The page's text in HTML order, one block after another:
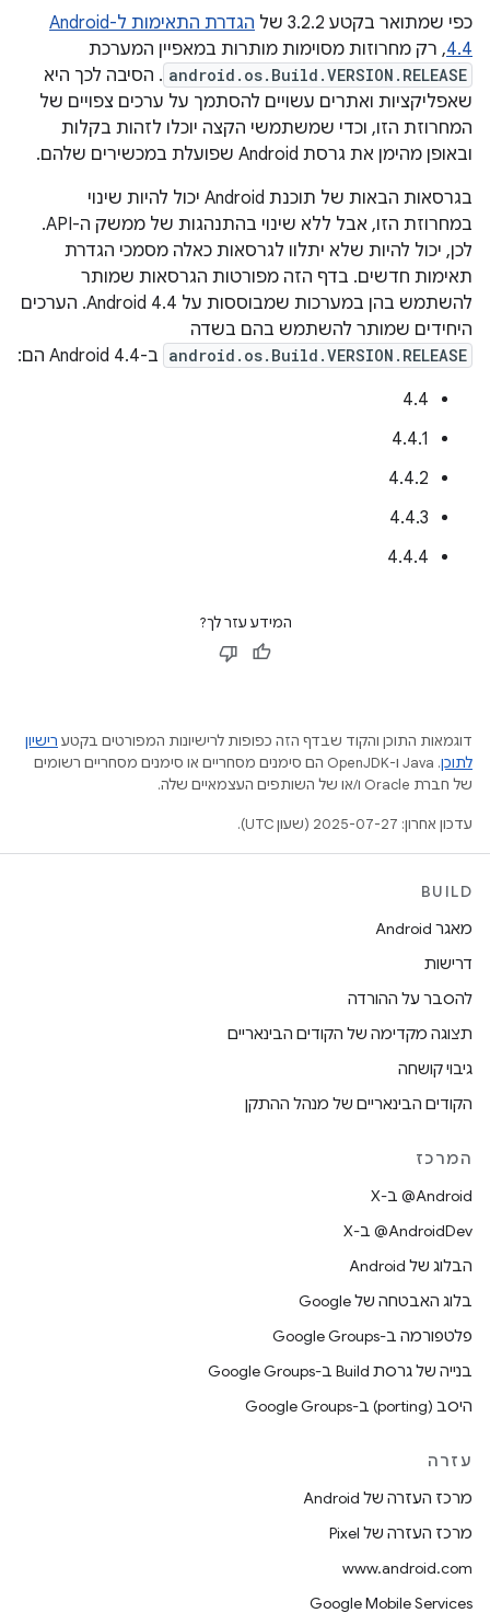
כפי שמתואר בקטע 3.2.2 של
הגדרת התאימות ל-Android
4.4, רק מחרוזות מסוימות מותרות במאפיין המערכת
android.os.Build.VERSION.RELEASE . הסיבה לכך היא
שאפליקציות ואתרים עשויים להסתמך על ערכים צפויים של
המחרוזת הזו, וכדי שמשתמשי הקצה יוכלו לזהות בקלות
ובאופן מהימן את גרסת Android שפועלת במכשירים שלהם.
בגרסאות הבאות של תוכנת Android יכול להיות שינוי
במחרוזת הזו, אבל ללא שינוי בהתנהגות של ממשק ה-API.
לכן, יכול להיות שלא יתלוו לגרסאות כאלה מסמכי הגדרת
תאימות חדשים. בדף הזה מפורטות הגרסאות שמותר
להשתמש בהן במערכות שמבוססות על Android 4.4. הערכים
היחידים שמותר להשתמש בהם בשדה
android.os.Build.VERSION.RELEASE ב-Android 4.4 הם:
4.4
4.4.1
4.4.2
4.4.3
4.4.4
המידע עזר לך?
דוגמאות התוכן והקוד שבדף הזה כפופות לרישיונות המפורטים בקטע רישיון
לתוכן
.‏ Java ו-OpenJDK הם סימנים מסחריים או סימנים מסחריים רשומים
של חברת Oracle ו/או של השותפים העצמאיים שלה.
עדכון אחרון: 2025-07-27 (שעון UTC).
BUILD
מאגר Android
דרישות
להסבר על ההורדה
תצוגה מקדימה של הקודים הבינאריים
גיבוי קושחה
הקודים הבינאריים של מנהל ההתקן
המרכז
‫‎@Android ב-X
‫‎@AndroidDev ב-X
הבלוג של Android
בלוג האבטחה של Google
פלטפורמה ב-Google Groups
בנייה של גרסת Build ב-Google Groups
היסב (porting) ב-Google Groups
עזרה
מרכז העזרה של Android
מרכז העזרה של Pixel
www.android.com
Google Mobile Services